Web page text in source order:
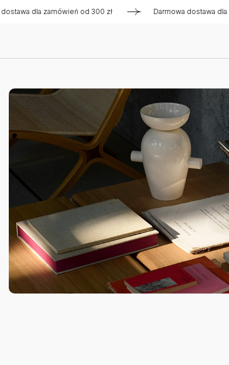
dla zamówień od 300 zł Darmowa dostawa dla